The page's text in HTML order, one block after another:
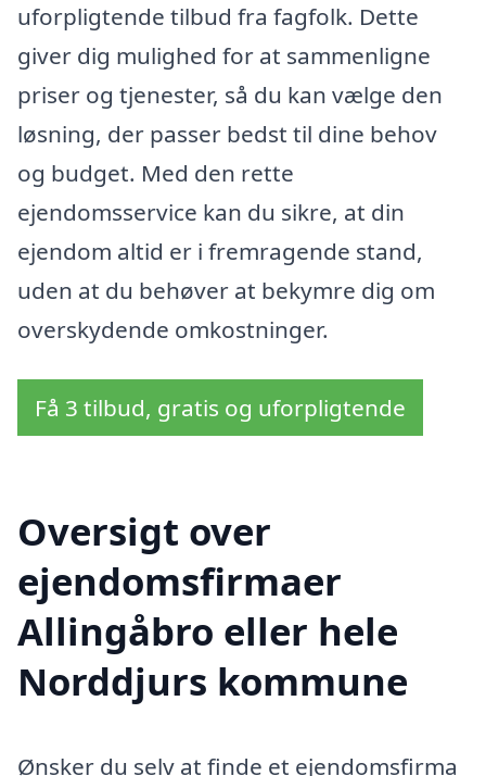
uforpligtende tilbud fra fagfolk. Dette
giver dig mulighed for at sammenligne
priser og tjenester, så du kan vælge den
løsning, der passer bedst til dine behov
og budget. Med den rette
ejendomsservice kan du sikre, at din
ejendom altid er i fremragende stand,
uden at du behøver at bekymre dig om
overskydende omkostninger.
Få 3 tilbud, gratis og uforpligtende
Oversigt over
ejendomsfirmaer
Allingåbro eller hele
Norddjurs kommune
Ønsker du selv at finde et ejendomsfirma